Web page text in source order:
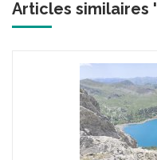
Articles similaires '